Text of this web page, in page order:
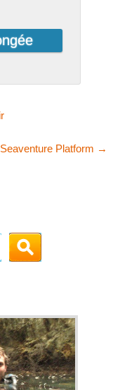
Platform →